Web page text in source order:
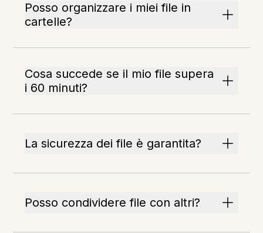
Posso organizzare i miei file in
cartelle?
Cosa succede se il mio file supera
i 60 minuti?
La sicurezza dei file è garantita?
Posso condividere file con altri?